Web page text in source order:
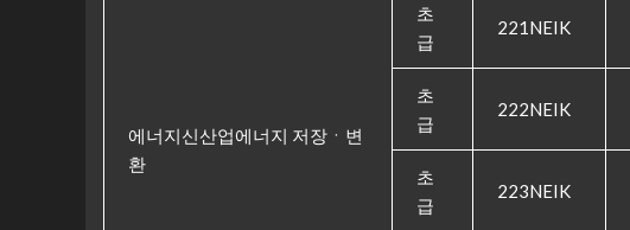
에너지신산업에너지 저장ㆍ변
환
초
급
221NEIK
초
급
222NEIK
초
급
223NEIK